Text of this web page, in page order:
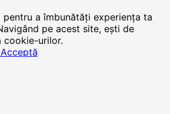
a îmbunătăți experiența ta
pe acest site, ești de
cookie-urilor.
Acceptă